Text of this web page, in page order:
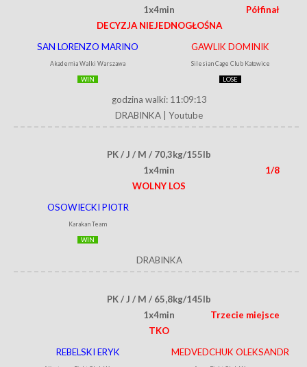
1x4min
Półfinał
DECYZJA NIEJEDNOGŁOŚNA
SAN LORENZO MARINO
Akademia Walki Warszawa
WIN
GAWLIK DOMINIK
Silesian Cage Club Katowice
LOSE
godzina walki: 11:09:13
DRABINKA
Youtube
PK / J / M / 70,3kg/155lb
1x4min
1/8
WOLNY LOS
OSOWIECKI PIOTR
Karakan Team
WIN
DRABINKA
PK / J / M / 65,8kg/145lb
1x4min
Trzecie miejsce
TKO
REBELSKI ERYK
MEDVEDCHUK OLEKSANDR